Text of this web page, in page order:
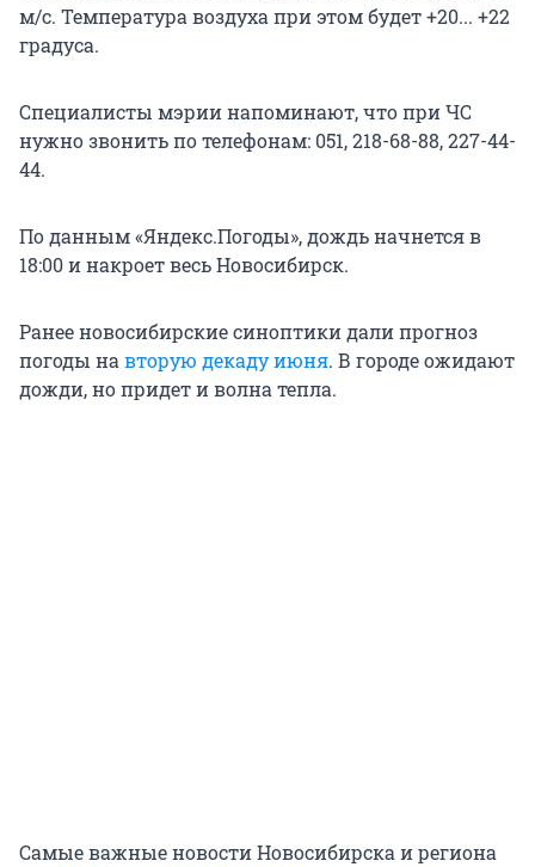
м/с. Температура воздуха при этом будет +20... +22
градуса.
Специалисты мэрии напоминают, что при ЧС
нужно звонить по телефонам: 051, 218-68-88, 227-44-
44.
По данным «Яндекс.Погоды», дождь начнется в
18:00 и накроет весь Новосибирск.
Ранее новосибирские синоптики дали прогноз
погоды навторую декаду июня. В городе ожидают
дожди, но придет и волна тепла.
Самые важные новости Новосибирска и региона